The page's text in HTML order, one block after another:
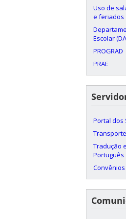
Uso de
e feriados
Escolar
PROGRAD
PRAE
Portal dos
Tradução
Português
Convênios